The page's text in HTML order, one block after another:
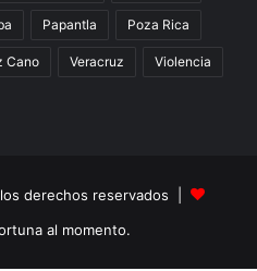
Papantla Poza Rica
Cano Veracruz Violencia
derechos reservados |
al momento.